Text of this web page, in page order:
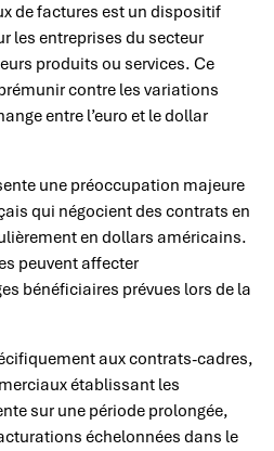
de factures est un dispositif
les entreprises du secteur
produits ou services. Ce
contre les variations
entre l’euro et le dollar
une préoccupation majeure
qui négocient des contrats en
en dollars américains.
peuvent affecter
bénéficiaires prévues lors de la
aux contrats-cadres,
établissant les
sur une période prolongée,
échelonnées dans le